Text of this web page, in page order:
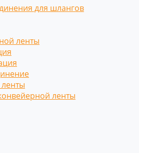
для шлангов
ленты
ленты